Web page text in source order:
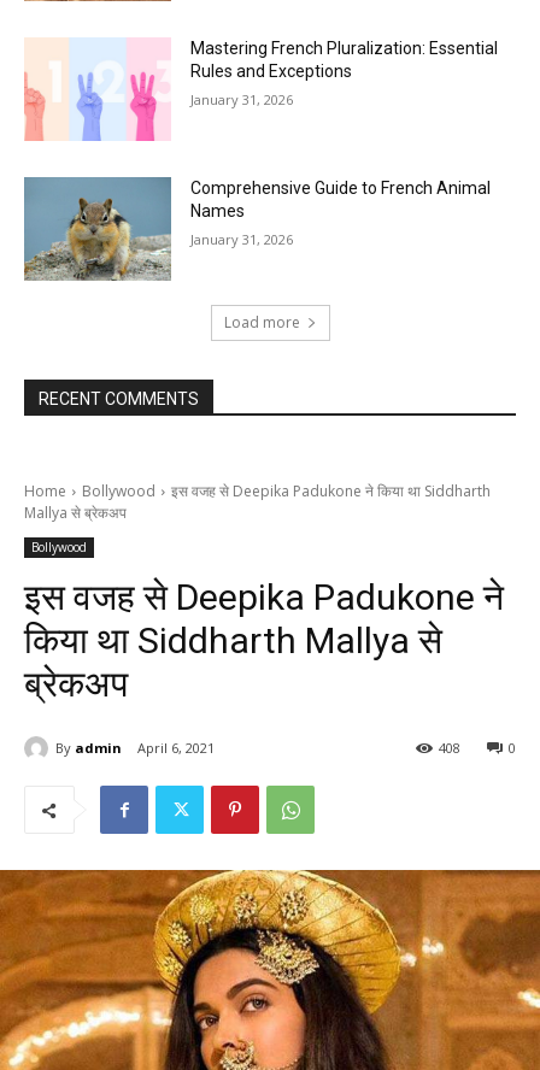
Mastering French Pluralization: Essential
Rules and Exceptions
January 31, 2026
Comprehensive Guide to French Animal
Names
January 31, 2026
Load more
RECENT COMMENTS